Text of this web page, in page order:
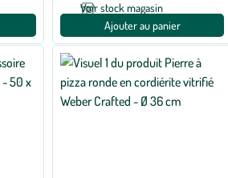
Voir stock magasin
Ajouter au panier